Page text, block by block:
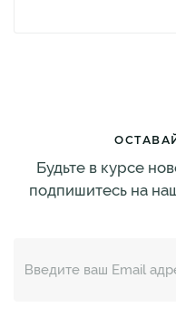
Будьте в курсе
подпишитесь на